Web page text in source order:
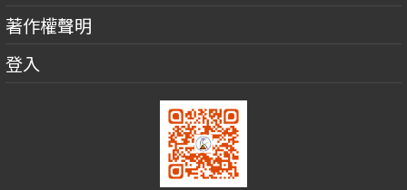
著作權聲明
登入